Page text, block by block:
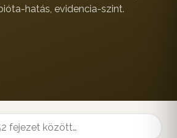
hatás, evidencia-szint.